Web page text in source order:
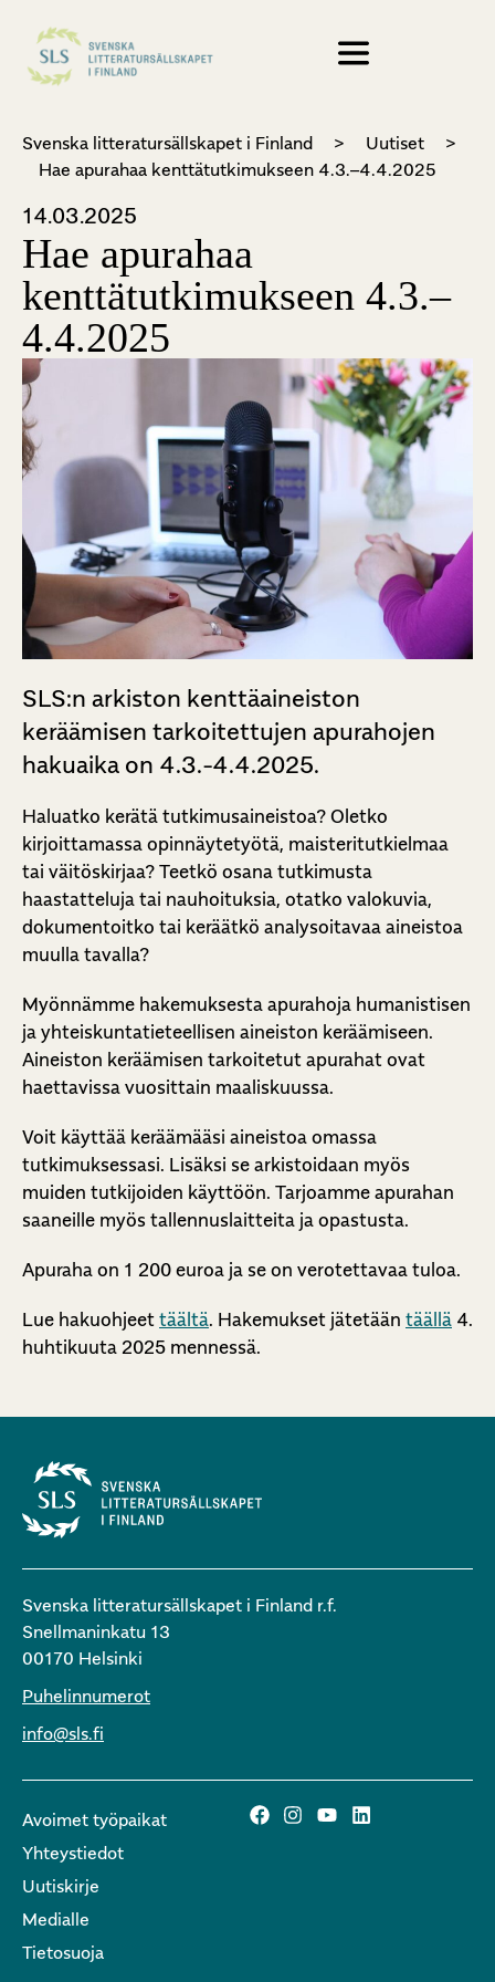
Svenska litteratursällskapet i Finland > Uutiset
>
Hae apurahaa kenttätutkimukseen 4.3.–4.4.2025
14.03.2025
Hae apurahaa
kenttätutkimukseen 4.3.–
4.4.2025
SLS:n arkiston kenttäaineiston
keräämisen tarkoitettujen apurahojen
hakuaika on 4.3.-4.4.2025.
Haluatko kerätä tutkimusaineistoa? Oletko
kirjoittamassa opinnäytetyötä, maisteritutkielmaa
tai väitöskirjaa? Teetkö osana tutkimusta
haastatteluja tai nauhoituksia, otatko valokuvia,
dokumentoitko tai keräätkö analysoitavaa aineistoa
muulla tavalla?
Myönnämme hakemuksesta apurahoja humanistisen
ja yhteiskuntatieteellisen aineiston keräämiseen.
Aineiston keräämisen tarkoitetut apurahat ovat
haettavissa vuosittain maaliskuussa.
Voit käyttää keräämääsi aineistoa omassa
tutkimuksessasi. Lisäksi se arkistoidaan myös
muiden tutkijoiden käyttöön. Tarjoamme apurahan
saaneille myös tallennuslaitteita ja opastusta.
Apuraha on 1 200 euroa ja se on verotettavaa tuloa.
Lue hakuohjeet täältä. Hakemukset jätetään täällä 4.
huhtikuuta 2025 mennessä.
Svenska litteratursällskapet i Finland r.f.
Snellmaninkatu 13
00170 Helsinki
Puhelinnumerot
info@sls.fi
Avoimet työpaikat
Yhteystiedot
Uutiskirje
Medialle
Tietosuoja